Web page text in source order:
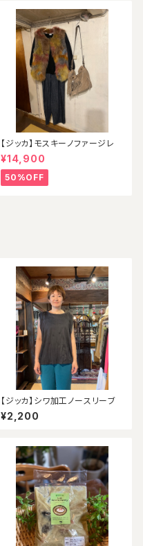
【ジッカ】モスキーノファージレ
¥14,900
50%OFF
【ジッカ】シワ加工ノースリーブ
¥2,200